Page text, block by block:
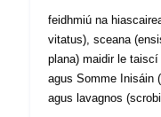
feidhmiú na
vitatus), sceana
plana) maidir le taiscí
agus Somme Inisáin
agus lavagnos (scrobiculria